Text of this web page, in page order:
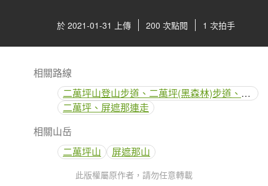
於 2021-01-31 上傳 200 次點閱 1 次拍手
相關路線
二萬坪山登山步道、二萬坪(黑森林)步道、二萬坪神木
二萬坪、屏遮那連走
相關山岳
二萬坪山
屏遮那山
此版權屬原作者，請勿任意轉載